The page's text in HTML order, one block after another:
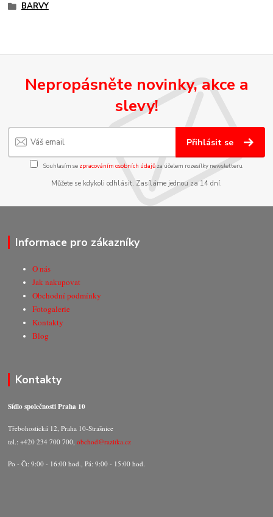
BARVY
Nepropásněte novinky, akce a
slevy!
Přihlásit se
Souhlasím se zpracováním osobních údajůza účelem rozesílky newsletteru.
Můžete se kdykoli odhlásit. Zasíláme jednou za 14 dní.
Informace pro zákazníky
O nás
Jak nakupovat
Obchodní podmínky
Fotogalerie
Kontakty
Blog
Kontakty
Sídlo společnosti Praha 10
Třebohostická 12, Praha 10-Strašnice
tel.: +420 234 700 700,obchod@razitka.cz
Po - Čt: 9:00 - 16:00 hod., Pá: 9:00 - 15:00 hod.